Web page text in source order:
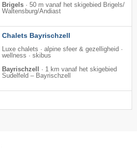
Brigels · 50 m vanaf het skigebied Brigels/​
Waltensburg/​Andiast
Chalets Bayrischzell
Luxe chalets · alpine sfeer & gezelligheid ·
wellness · skibus
Bayrischzell
· 1 km vanaf het skigebied
Sudelfeld – Bayrischzell